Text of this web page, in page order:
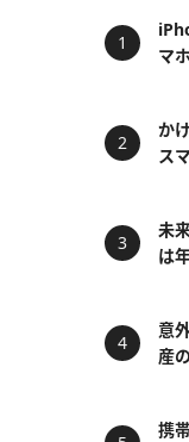
マ
か
ス
未
は
意
産
携